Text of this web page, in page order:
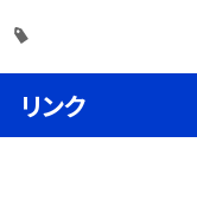
リンク